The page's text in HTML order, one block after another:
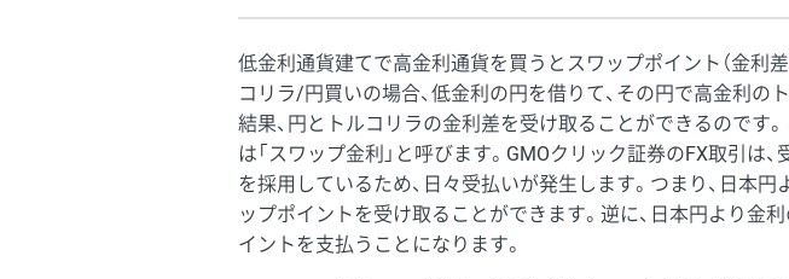
※ハンガリーフォリント/円と南アフリカランド/円とメキシコペソ/
低金利通貨建てで高金利通貨を買うとスワップポイント（金利
コリラ/円買いの場合、低金利の円を借りて、その円で高金利の
結果、円とトルコリラの金利差を受け取ることができるのです
は「スワップ金利」と呼びます。GMOクリック証券のFX取引は
を採用しているため、日々受払いが発生します。つまり、日本
ップポイントを受け取ることができます。逆に、日本円より金
イントを支払うことになります。